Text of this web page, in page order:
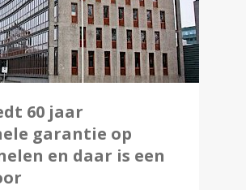
60 jaar
garantie op
en daar is een